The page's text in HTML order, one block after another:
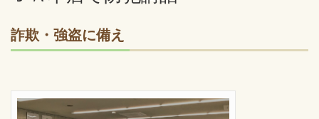
詐欺・強盗に備え